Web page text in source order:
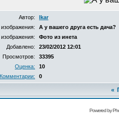
Автор:
Ikar
А у вашего друга есть дача?
Фото из инета
Добавлено:
23/02/2012 12:01
Просмотров:
33395
Оценка:
10
Комментарии:
0
«
Powered by